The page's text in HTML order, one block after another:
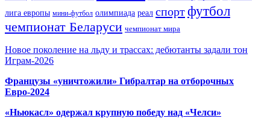
лига европы мини-футбол олимпиада реал спортфутбол
чемпионат Беларуси чемпионат мира
Новое поколение на льду и трассах: дебютанты задали тон
Играм-2026
Французы «уничтожили» Гибралтар на отборочных
Евро-2024
«Ньюкасл» одержал крупную победу над «Челси»